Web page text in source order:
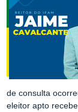
de consulta
eleitor apto